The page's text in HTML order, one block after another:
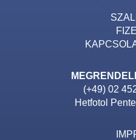
(+49) 02
Hetfotol